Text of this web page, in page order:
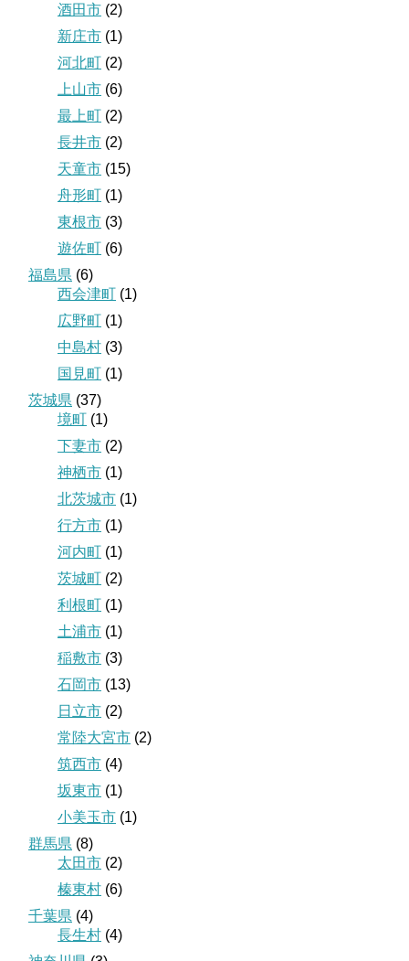
酒田市 (2)
新庄市 (1)
河北町 (2)
上山市 (6)
最上町 (2)
長井市 (2)
天童市 (15)
舟形町 (1)
東根市 (3)
遊佐町 (6)
福島県 (6)
西会津町 (1)
広野町 (1)
中島村 (3)
国見町 (1)
茨城県 (37)
境町 (1)
下妻市 (2)
神栖市 (1)
北茨城市 (1)
行方市 (1)
河内町 (1)
茨城町 (2)
利根町 (1)
土浦市 (1)
稲敷市 (3)
石岡市 (13)
日立市 (2)
常陸大宮市 (2)
筑西市 (4)
坂東市 (1)
小美玉市 (1)
群馬県 (8)
太田市 (2)
榛東村 (6)
千葉県 (4)
長生村 (4)